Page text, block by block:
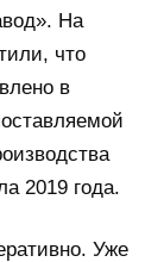
На
что
в
2019 года.
Уже